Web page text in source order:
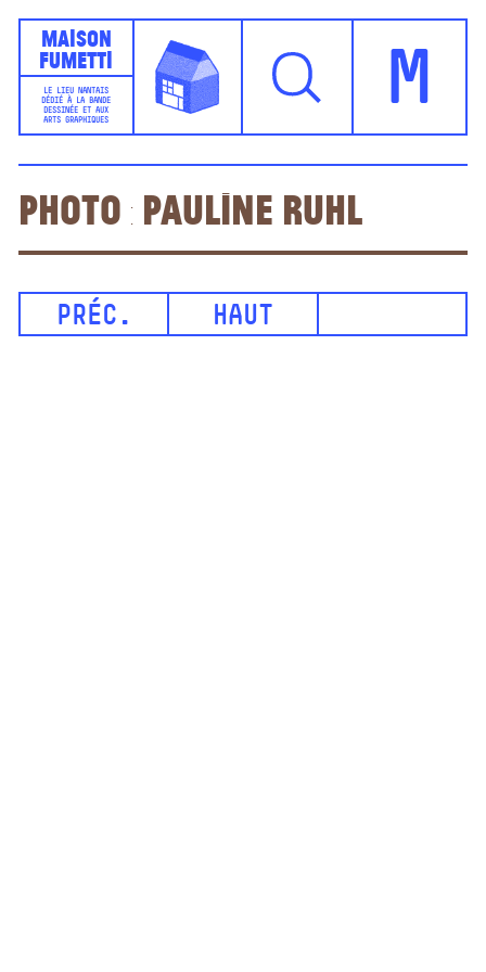
Maison
Fumetti
LE LIEU NANTAIS
DÉDIÉ À LA BANDE
DESSINÉE ET AUX
ARTS GRAPHIQUES
M
Photo : Pauline Ruhl
PRÉC. HAUT